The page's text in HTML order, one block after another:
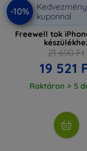
-10%
Kedvezmény
kuponnal
Freewell tok
21 690 Ft
19 521
Raktáron > 5